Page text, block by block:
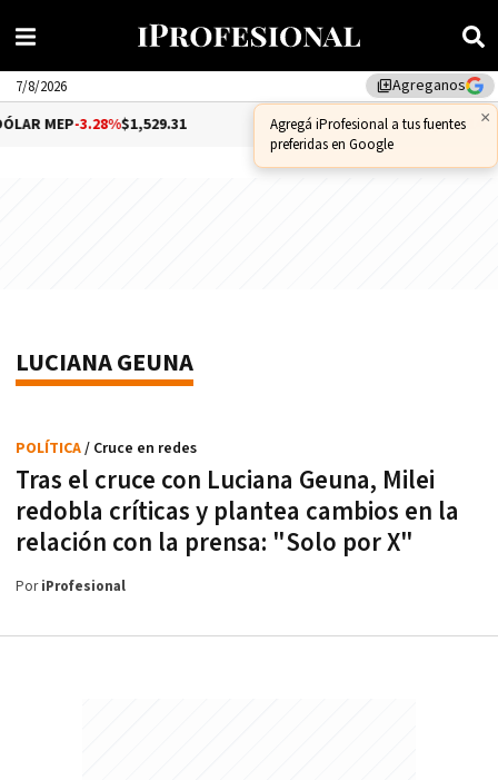
library_addAgreganos
×
Agregá iProfesional a tus fuentes
preferidas en Google
7/8/2026
MEP-3.28%$1,529.31 DÓLAR CCL-1.25%$1,556.14
LUCIANA GEUNA
Tras el cruce con Luciana Geuna, Milei
redobla críticas y plantea cambios en la
relación con la prensa: "Solo por X"
POLÍTICA/ Cruce en redes
PoriProfesional